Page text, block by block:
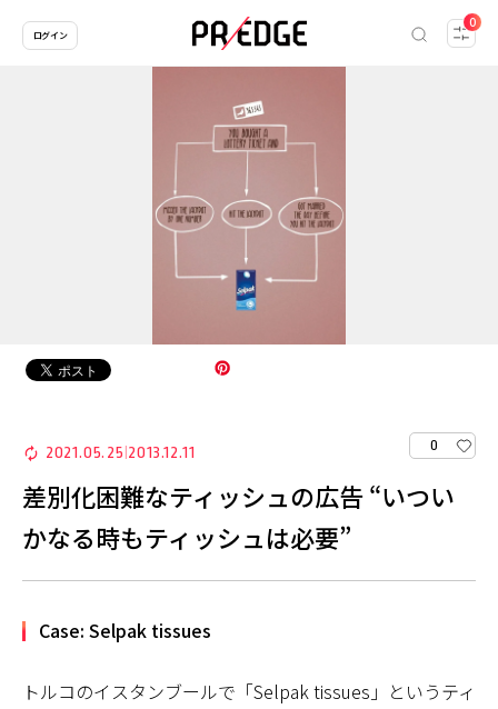
0
ログイン
2021.05.25 2013.12.11 0
差別化困難なティッシュの広告 “いつい
かなる時もティッシュは必要”
Case: Selpak tissues
トルコのイスタンブールで「Selpak tissues」というティ